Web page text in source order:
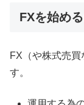
FXを始め
FX（や株式売
す。